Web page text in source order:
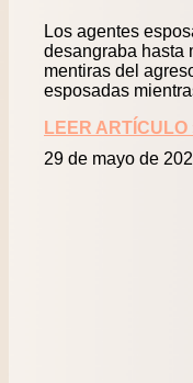
Los agentes
desangraba hasta
mentiras del
esposadas
LEER ARTÍCULO
29 de mayo de